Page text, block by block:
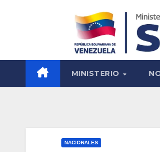
MINISTERIO
NACIONALES